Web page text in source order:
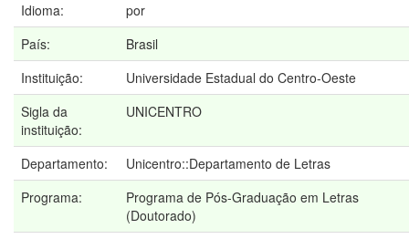
Idioma:
por
País:
Brasil
Instituição:
Universidade Estadual do Centro-Oeste
Sigla da
instituição:
UNICENTRO
Departamento:
Unicentro::Departamento de Letras
Programa:
Programa de Pós-Graduação em Letras
(Doutorado)